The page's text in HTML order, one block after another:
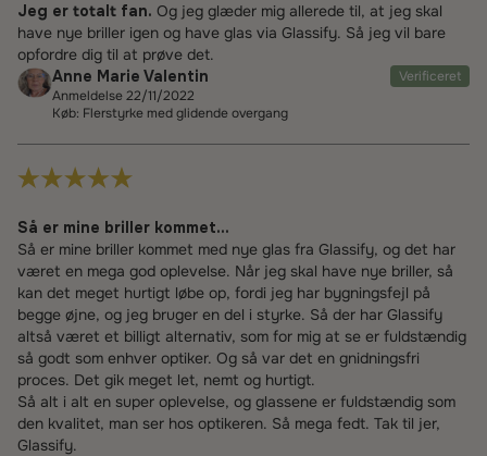
Jeg er totalt fan. Og jeg glæder mig allerede til, at jeg skal
have nye briller igen og have glas via Glassify. Så jeg vil bare
opfordre dig til at prøve det.
Anne Marie Valentin
Verificeret
Anmeldelse 22/11/2022
Køb: Flerstyrke med glidende overgang
Så er mine briller kommet...
Så er mine briller kommet med nye glas fra Glassify, og det har
været en mega god oplevelse. Når jeg skal have nye briller, så
kan det meget hurtigt løbe op, fordi jeg har bygningsfejl på
begge øjne, og jeg bruger en del i styrke. Så der har Glassify
altså været et billigt alternativ, som for mig at se er fuldstændig
så godt som enhver optiker. Og så var det en gnidningsfri
proces. Det gik meget let, nemt og hurtigt.
Så alt i alt en super oplevelse, og glassene er fuldstændig som
den kvalitet, man ser hos optikeren. Så mega fedt. Tak til jer,
Glassify.